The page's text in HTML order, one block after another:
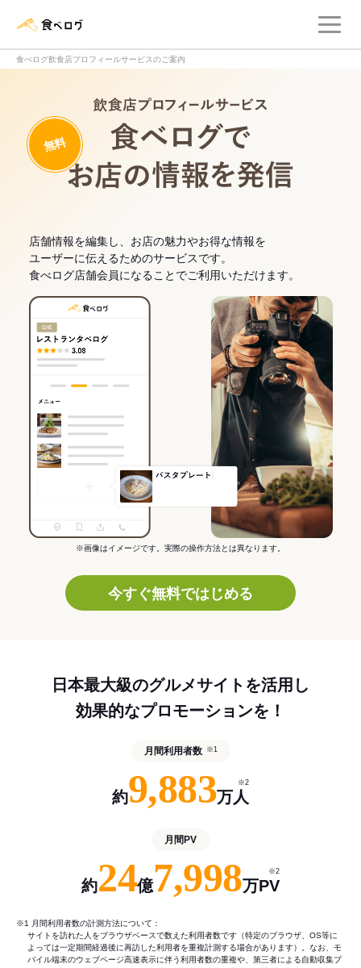
食べログ飲食店プロフィールサービスのご案内
無料
店舗情報を編集し、お店の魅力やお得な情報を
ユーザーに伝えるためのサービスです。
食べログ店舗会員になることでご利用いただけます。
※画像はイメージです。実際の操作方法とは異なります。
今すぐ無料ではじめる
日本最大級のグルメサイトを活用し
効果的なプロモーションを！
月間利用者数 ※1
約9,883万人
※2
月間PV
約24億7,998万PV
※2
※1 月間利用者数の計測方法について：
サイトを訪れた人をブラウザベースで数えた利用者数です（特定のブラウザ、OS等に
よっては一定期間経過後に再訪した利用者を重複計測する場合があります）。なお、モ
バイル端末のウェブページ高速表示に伴う利用者数の重複や、第三者による自動収集プ